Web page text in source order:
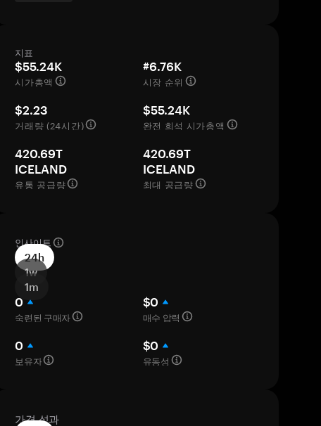
지표
$55.24K
시가총액
#6.76K
시장 순위
$2.23
거래량 (24시간)
$55.24K
완전 희석 시가총액
420.69T
ICELAND
유통 공급량
420.69T
ICELAND
최대 공급량
인사이트
24h
1w
1m
0
숙련된 구매자
$0
매수 압력
0
보유자
$0
유동성
가격 성과